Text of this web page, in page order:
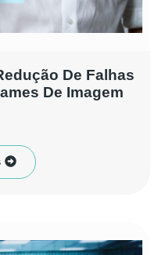
De Falhas
De Imagem